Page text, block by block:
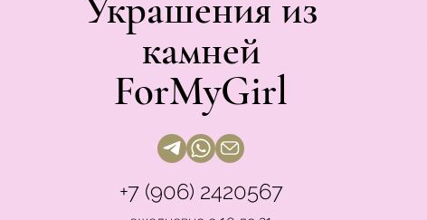
камней
ForMyGirl
+7 (906) 2420567